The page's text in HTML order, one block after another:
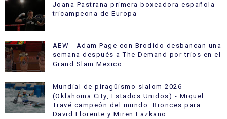
Joana Pastrana primera boxeadora española
tricampeona de Europa
AEW - Adam Page con Brodido desbancan una
semana después a The Demand por tríos en el
Grand Slam Mexico
Mundial de piragüismo slalom 2026
(Oklahoma City, Estados Unidos) - Miquel
Travé campeón del mundo. Bronces para
David Llorente y Miren Lazkano